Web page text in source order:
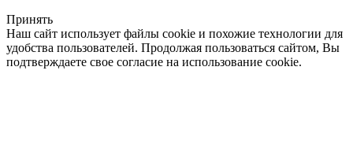
Принять
Наш сайт использует файлы cookie и похожие технологии для
удобства пользователей. Продолжая пользоваться сайтом, Вы
подтверждаете свое согласие на использование cookie.